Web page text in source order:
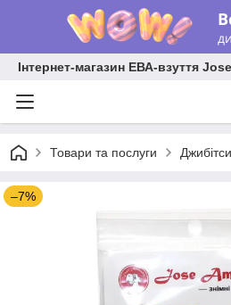
Інтернет-магазин ЕВА-взуття
Товари та послуги Джибітси
–7%